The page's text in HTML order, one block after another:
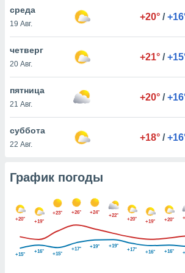
вы
установки
веб-
и
как
среда
19 Авг.
+20° /
четверг
20 Авг.
+21° /
пятница
21 Авг.
+20° /
суббота
22 Авг.
+18° /
График погоды
+20° +19°
+23° +26° +24°
+22°
+20° +19° +20°
+15°
+16° +15°
+17° +19° +19°
+17° +16° +16°